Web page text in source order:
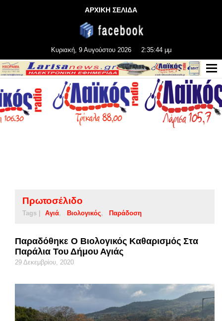
ΑΡΧΙΚΗ ΣΕΛΙΔΑ
Κυριακή, 9 Αυγούστου 2026 2:35:44 μμ
Πρωτοσέλιδο
Tags | Αγιά Βιολογικός Παράδοση
Παραδόθηκε Ο Βιολογικός Καθαρισμός Στα
Παράλια Του Δήμου Αγιάς
29 Δεκεμβρίου, 2020